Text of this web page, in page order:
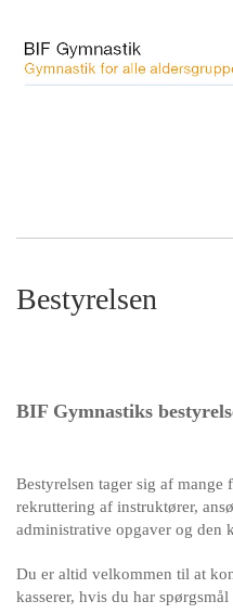
Bestyrelsen
BIF Gymnastiks
Bestyrelsen tager sig af mange
rekruttering af instruktører,
administrative opgaver og den
Du er altid velkommen til at
kasserer, hvis du har